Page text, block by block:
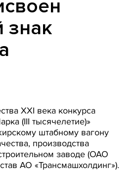
знак
XXI века конкурса
(III тысячелетие)»
штабному вагону
производства
заводе (ОАО
АО «Трансмашхолдинг»).